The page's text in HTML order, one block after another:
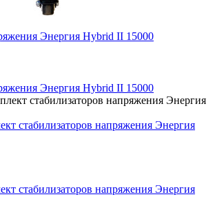
Энергия Hybrid II 15000
Энергия Hybrid II 15000
стабилизаторов напряжения Энергия
стабилизаторов напряжения Энергия